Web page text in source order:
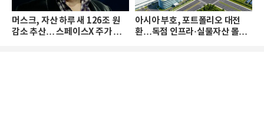
머스크, 자산 하루 새 126조 원
감소 추산… 스페이스X 주가 하
아시아 부호, 포트폴리오 대전
환…독점 인프라·실물자산 몰린